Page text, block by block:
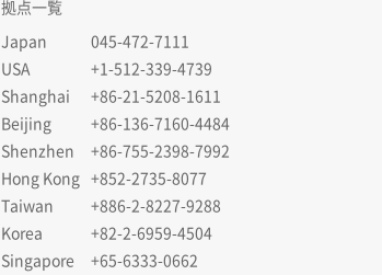
拠点一覧
Japan
045-472-7111
USA
+1-512-339-4739
Shanghai
+86-21-5208-1611
Beijing
+86-136-7160-4484
Shenzhen
+86-755-2398-7992
Hong Kong +852-2735-8077
Taiwan
+886-2-8227-9288
Korea
+82-2-6959-4504
Singapore
+65-6333-0662